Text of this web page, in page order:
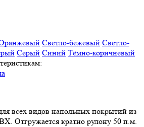
Светло-бежевый Светло-
Серый Синий Тёмно-коричневый
всех видов напольных покрытий из
Отгружается кратно рулону 50 п.м.